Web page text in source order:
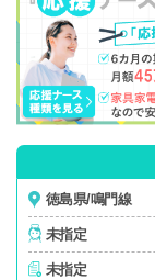
徳島県/鳴門線
未指定
未指定